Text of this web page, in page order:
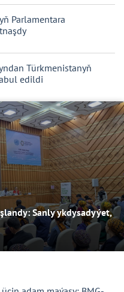
Parlamentara
Türkmenistanyň
edildi
Sanly ykdysadyýet,